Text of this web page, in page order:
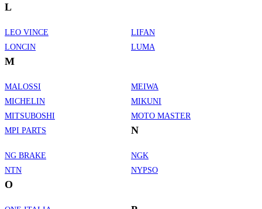
L
LEO VINCE
LIFAN
LONCIN
LUMA
M
MALOSSI
MEIWA
MICHELIN
MIKUNI
MITSUBOSHI
MOTO MASTER
MPI PARTS
N
NG BRAKE
NGK
NTN
NYPSO
O